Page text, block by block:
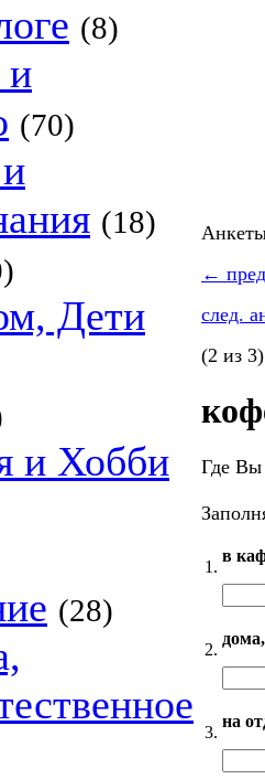
(8)
и
(70)
(18)
Дети
и Хобби
(28)
←
след.
(2 из 3)
Где Вы
1.
в
2.
3.
на